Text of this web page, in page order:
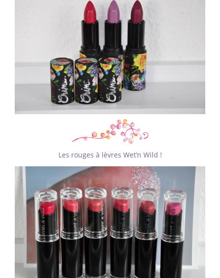
Les rouges à lèvres Wet’n Wild !